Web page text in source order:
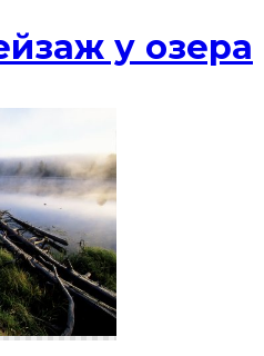
у озера